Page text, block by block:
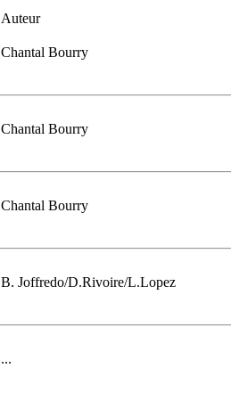
Auteur
Chantal Bourry
Chantal Bourry
Chantal Bourry
B. Joffredo/D.Rivoire/L.Lopez
...